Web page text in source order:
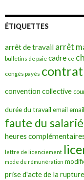
ÉTIQUETTES
arrêt de travail arrêt
bulletins de paie cadre ce
congés payés
convention collective
durée du travail email
faute du salarié
heures
lettre de licenciement
mode de rémunération
prise d'acte de la rupture